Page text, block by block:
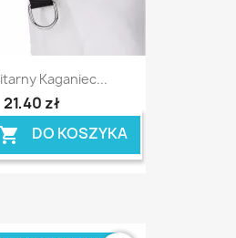
Kaganiec...
21,40 zł
 DO KOSZYKA